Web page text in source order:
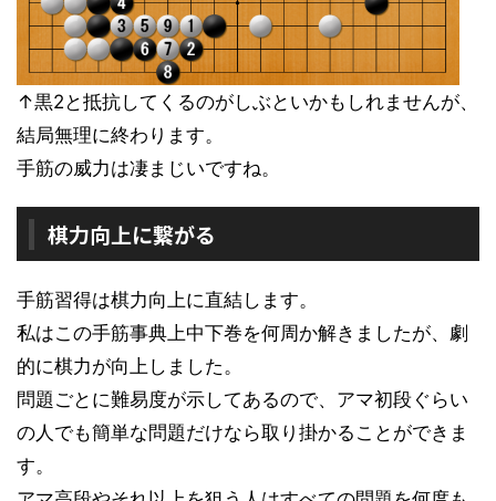
↑黒2と抵抗してくるのがしぶといかもしれませんが、
結局無理に終わります。
手筋の威力は凄まじいですね。
棋力向上に繋がる
手筋習得は棋力向上に直結します。
私はこの手筋事典上中下巻を何周か解きましたが、劇
的に棋力が向上しました。
問題ごとに難易度が示してあるので、アマ初段ぐらい
の人でも簡単な問題だけなら取り掛かることができま
す。